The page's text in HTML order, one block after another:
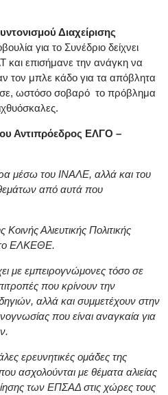
Διαχείρισης
για το Συνέδριο δείχνει
και επισήμανε την ανάγκη να
τον μπλε κάδο για τα απόβλητα
ωστόσο σοβαρό το πρόβλημα
Αντιπρόεδρος ΕΛΓΟ –
του ΙΝΑΛΕ, αλλά και του
από αυτά που
Αλιευτικής Πολιτικής
ΕΛΚΕΘΕ.
με εμπειρογνώμονες τόσο σε
που κρίνουν την
αλλά και συμμετέχουν στην
που είναι αναγκαία για
ερευνητικές ομάδες της
ασχολούνται με θέματα αλιείας
των ΕΠΣΑΔ στις χώρες τους